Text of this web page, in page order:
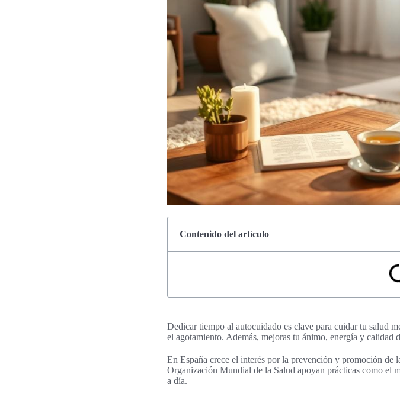
Contenido del artículo
Dedicar tiempo al autocuidado es clave para cuidar tu salud
el agotamiento. Además, mejoras tu ánimo, energía y calidad
En España crece el interés por la prevención y promoción
Organización Mundial de la Salud apoyan prácticas como el
a día.